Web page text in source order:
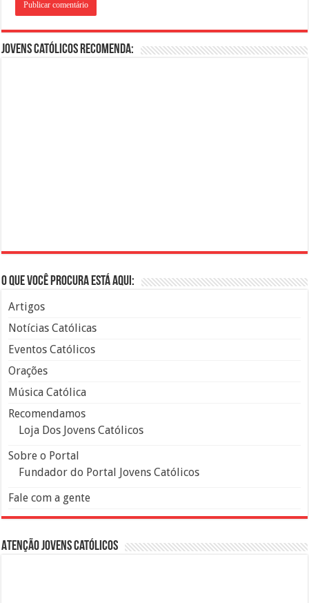
Jovens Católicos Recomenda:
O que você procura está aqui:
Artigos
Notícias Católicas
Eventos Católicos
Orações
Música Católica
Recomendamos
Loja Dos Jovens Católicos
Sobre o Portal
Fundador do Portal Jovens Católicos
Fale com a gente
Atenção Jovens Católicos